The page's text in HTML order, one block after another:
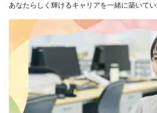
あなたらしく輝けるキャリアを一緒に築いて